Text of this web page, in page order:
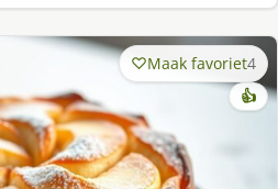
Maak favoriet4
👍